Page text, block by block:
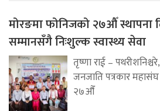
मोरङमा फोनिजको २७औँ स्थापना
सम्मानसँगै निःशुल्क स्वास्थ्य सेवा
तृष्णा राई –
जनजाति पत्रकार
२७औँ